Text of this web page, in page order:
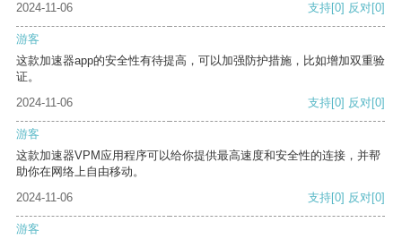
2024-11-06 支持[0] 反对[0]
游客
这款加速器app的安全性有待提高，可以加强防护措施，比如增加双重验
证。
2024-11-06
支持[0] 反对[0]
游客
这款加速器VPM应用程序可以给你提供最高速度和安全性的连接，并帮
助你在网络上自由移动。
2024-11-06
支持[0] 反对[0]
游客